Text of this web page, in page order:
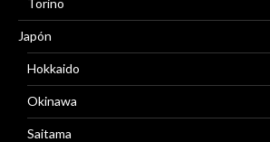
Torino
Japón
Hokkaido
Okinawa
Saitama